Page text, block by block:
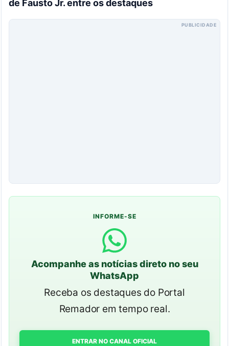
de Fausto Jr. entre os destaques
PUBLICIDADE
INFORME-SE
Acompanhe as notícias direto no seu
WhatsApp
Receba os destaques do Portal
Remador em tempo real.
ENTRAR NO CANAL OFICIAL